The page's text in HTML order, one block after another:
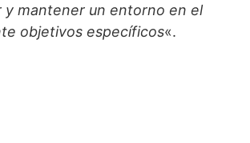
y mantener un entorno en el
objetivos específicos«.